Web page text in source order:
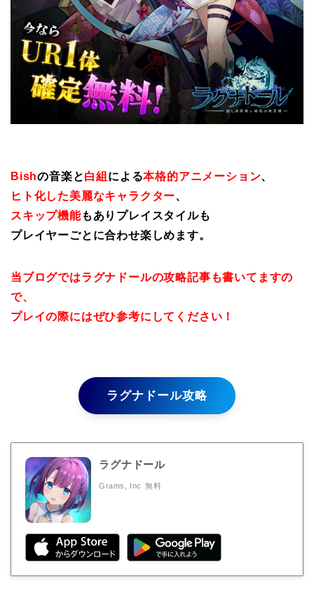
Bishの音楽と白組 による本格的アニメーション、
ヒト化した美麗なキャラクター、
スキップ機能もありプレイスタイルも
プレイヤーごとに合わせ楽しめます。
当ブログではラグナドールの攻略記事も書いてますの
で、
プレイの際にはぜひ参考にしてください！
ラグナドール攻略
ラグナドール
Grams, Inc 無料